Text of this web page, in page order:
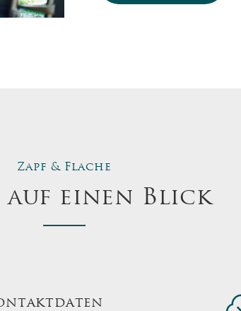
Zapf & Flache
auf einen Blick